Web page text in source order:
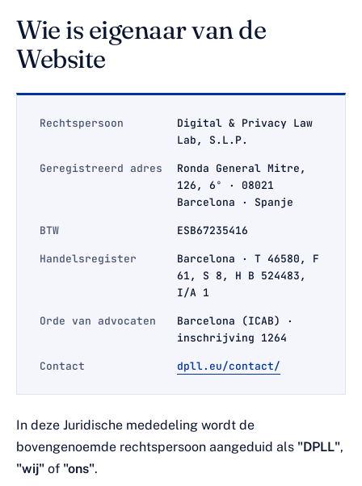
Wie is eigenaar van de
Website
Rechtspersoon
Digital & Privacy Law
Lab, S.L.P.
Geregistreerd adres
Ronda General Mitre,
126, 6º · 08021
Barcelona · Spanje
BTW ESB67235416
Handelsregister
Barcelona · T 46580, F
61, S 8, H B 524483,
I/A 1
Orde van advocaten
Barcelona (ICAB) ·
inschrijving 1264
Contact dpll.eu/contact/
In deze Juridische mededeling wordt de
bovengenoemde rechtspersoon aangeduid als "DPLL",
"wij" of "ons".